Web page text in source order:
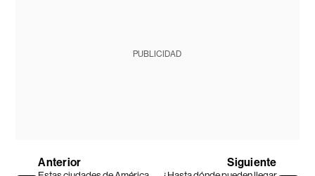
PUBLICIDAD
Anterior Siguiente